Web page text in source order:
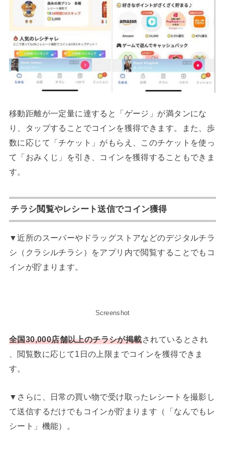
移動距離が一定量に達すると「ゲージ」が満タンにな
り、タップすることでコインを獲得できます。また、歩
数に応じて「チケット」がもらえ、このチケットを使っ
て「おみくじ」を引き、コインを獲得することもできま
す。
チラシ閲覧やレシート送信でコイン獲得
▼近所のスーパーやドラッグストアなどのデジタルチラ
シ（クラシルチラシ）をアプリ内で閲覧することでもコ
インが貯まります。
Screenshot
全国30,000店舗以上のチラシが掲載されているとされ
、閲覧数に応じて1日の上限までコインを獲得できま
す。
▼さらに、日常の買い物で受け取ったレシートを撮影し
て送信するだけでもコインが貯まります（「なんでもレ
シート」機能）。